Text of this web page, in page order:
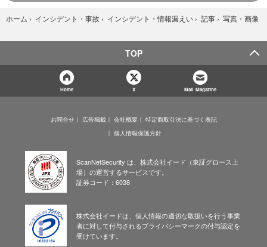
ホーム › インシデント・事故 › インシデント・情報漏えい › 記事 › 写真・画像
TOP
Home X Mail Magazine
お問合せ 広告掲載 会社概要
特定商取引法に基づく表記
個人情報保護方針
ScanNetSecurity は、株式会社イード（東証グロース上
場）の運営するサービスです。
証券コード：6038
株式会社イードは、個人情報の適切な取扱いを行う事業
者に対して付与されるプライバシーマークの付与認定を
受けています。